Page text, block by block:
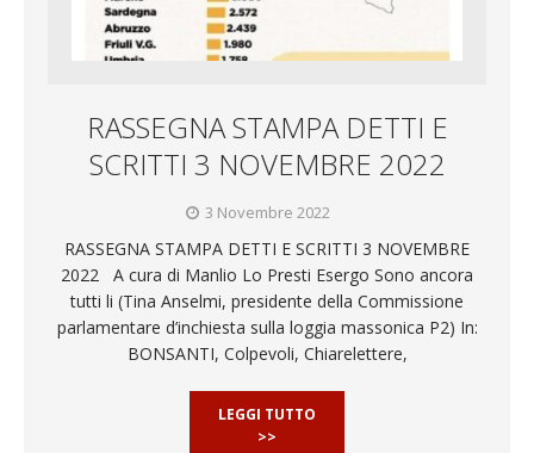
RASSEGNA STAMPA DETTI E
SCRITTI 3 NOVEMBRE 2022
3 Novembre 2022
RASSEGNA STAMPA DETTI E SCRITTI 3 NOVEMBRE
2022 A cura di Manlio Lo Presti Esergo Sono ancora
tutti li (Tina Anselmi, presidente della Commissione
parlamentare d’inchiesta sulla loggia massonica P2) In:
BONSANTI, Colpevoli, Chiarelettere,
LEGGI TUTTO
>>